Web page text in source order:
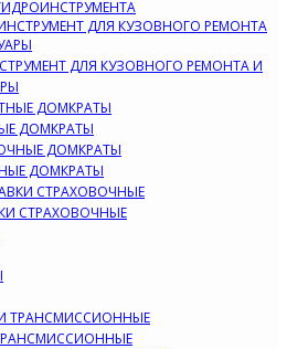
ДЛЯ КУЗОВНОГО РЕМОНТА И
ДОМКРАТЫ
ДОМКРАТЫ
СТРАХОВОЧНЫЕ